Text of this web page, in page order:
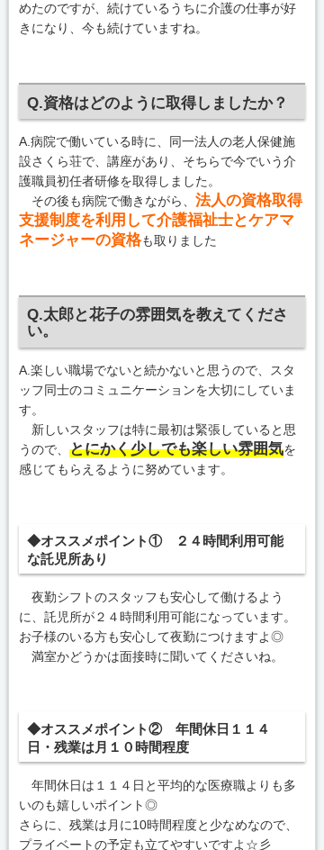
めたのですが、続けているうちに介護の仕事が好
きになり、今も続けていますね。
Q.資格はどのように取得しましたか？
A.病院で働いている時に、同一法人の老人保健施
設さくら荘で、講座があり、そちらで今でいう介
護職員初任者研修を取得しました。
その後も病院で働きながら、法人の資格取得
支援制度を利用して介護福祉士とケアマ
ネージャーの資格も取りました
Q.太郎と花子の雰囲気を教えてくださ
い。
A.楽しい職場でないと続かないと思うので、スタ
ッフ同士のコミュニケーションを大切にしていま
す。
新しいスタッフは特に最初は緊張していると思
うので、とにかく少しでも楽しい雰囲気を
感じてもらえるように努めています。
◆オススメポイント① ２４時間利用可能
な託児所あり
夜勤シフトのスタッフも安心して働けるよう
に、託児所が２４時間利用可能になっています。
お子様のいる方も安心して夜勤につけますよ◎
満室かどうかは面接時に聞いてくださいね。
◆オススメポイント② 年間休日１１４
日・残業は月１０時間程度
年間休日は１１４日と平均的な医療職よりも多
いのも嬉しいポイント◎
さらに、残業は月に10時間程度と少なめなので、
プライベートの予定も立てやすいですよ☆彡